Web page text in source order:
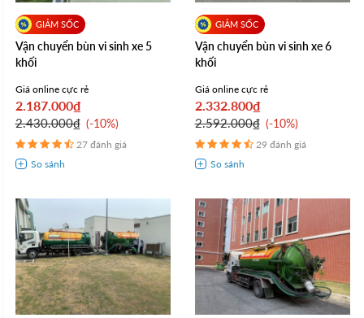
Vận chuyển bùn vi sinh xe 5
khối
Giá online cực rẻ
2.187.000₫
2.430.000₫ -10%
27 đánh giá
Vận chuyển bùn vi sinh xe 6
khối
Giá online cực rẻ
2.332.800₫
2.592.000₫ -10%
29 đánh giá